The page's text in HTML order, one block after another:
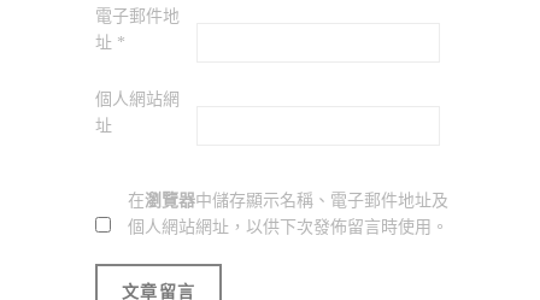
電子郵件地
址 *
個人網站網
址
在瀏覽器中儲存顯示名稱、電子郵件地址及
個人網站網址，以供下次發佈留言時使用。